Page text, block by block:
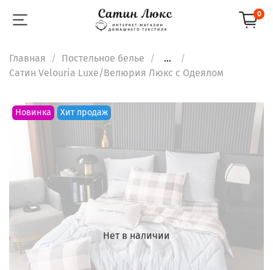
0
Главная Постельное белье
...
Сатин Velouria Luxe/Велюрия Люкс с Одеялом
Нет в наличии
Новинка Хит продаж